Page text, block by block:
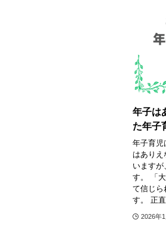
年子は
た年子
年子育児
はありえ
います
す。 「
て信じら
す。 正
2026年